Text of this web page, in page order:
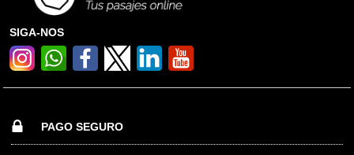
SIGA-NOS
PAGO SEGURO